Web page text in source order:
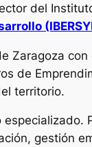
del
Zaragoza
de
territorio.
gestión